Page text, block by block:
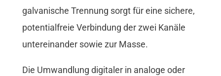
galvanische Trennung sorgt für eine sichere,
potentialfreie Verbindung der zwei Kanäle
untereinander sowie zur Masse.
Die Umwandlung digitaler in analoge oder